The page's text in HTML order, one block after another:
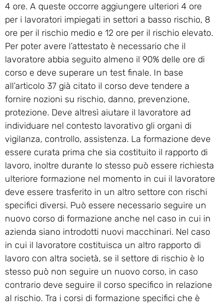
4 ore. A queste occorre aggiungere ulteriori 4 ore
per i lavoratori impiegati in settori a basso rischio, 8
ore per il rischio medio e 12 ore per il rischio elevato.
Per poter avere l’attestato è necessario che il
lavoratore abbia seguito almeno il 90% delle ore di
corso e deve superare un test finale. In base
all’articolo 37 già citato il corso deve tendere a
fornire nozioni su rischio, danno, prevenzione,
protezione. Deve altresì aiutare il lavoratore ad
individuare nel contesto lavorativo gli organi di
vigilanza, controllo, assistenza. La formazione deve
essere curata prima che sia costituito il rapporto di
lavoro, inoltre durante lo stesso può essere richiesta
ulteriore formazione nel momento in cui il lavoratore
deve essere trasferito in un altro settore con rischi
specifici diversi. Può essere necessario seguire un
nuovo corso di formazione anche nel caso in cui in
azienda siano introdotti nuovi macchinari. Nel caso
in cui il lavoratore costituisca un altro rapporto di
lavoro con altra società, se il settore di rischio è lo
stesso può non seguire un nuovo corso, in caso
contrario deve seguire il corso specifico in relazione
al rischio. Tra i corsi di formazione specifici che è